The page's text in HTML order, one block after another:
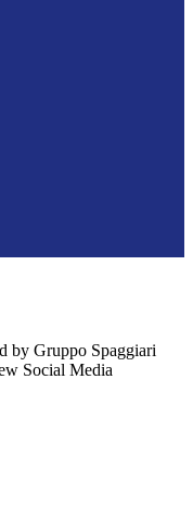
by Gruppo Spaggiari
Social Media